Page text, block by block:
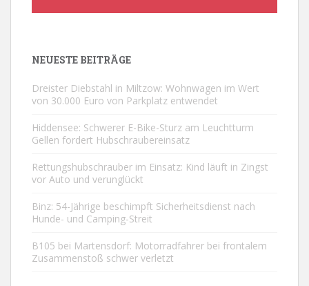
NEUESTE BEITRÄGE
Dreister Diebstahl in Miltzow: Wohnwagen im Wert
von 30.000 Euro von Parkplatz entwendet
Hiddensee: Schwerer E-Bike-Sturz am Leuchtturm
Gellen fordert Hubschraubereinsatz
Rettungshubschrauber im Einsatz: Kind läuft in Zingst
vor Auto und verunglückt
Binz: 54-Jährige beschimpft Sicherheitsdienst nach
Hunde- und Camping-Streit
B105 bei Martensdorf: Motorradfahrer bei frontalem
Zusammenstoß schwer verletzt